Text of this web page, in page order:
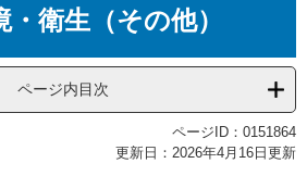
衛生（その他）
ページ内目次
ページID：0151864
更新日：2026年4月16日更新